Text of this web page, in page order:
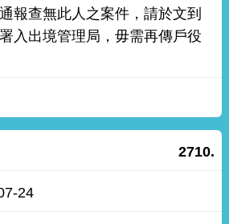
報查無此人之案件，請於文到
入出境管理局，毋需再傳戶役
2710.
24